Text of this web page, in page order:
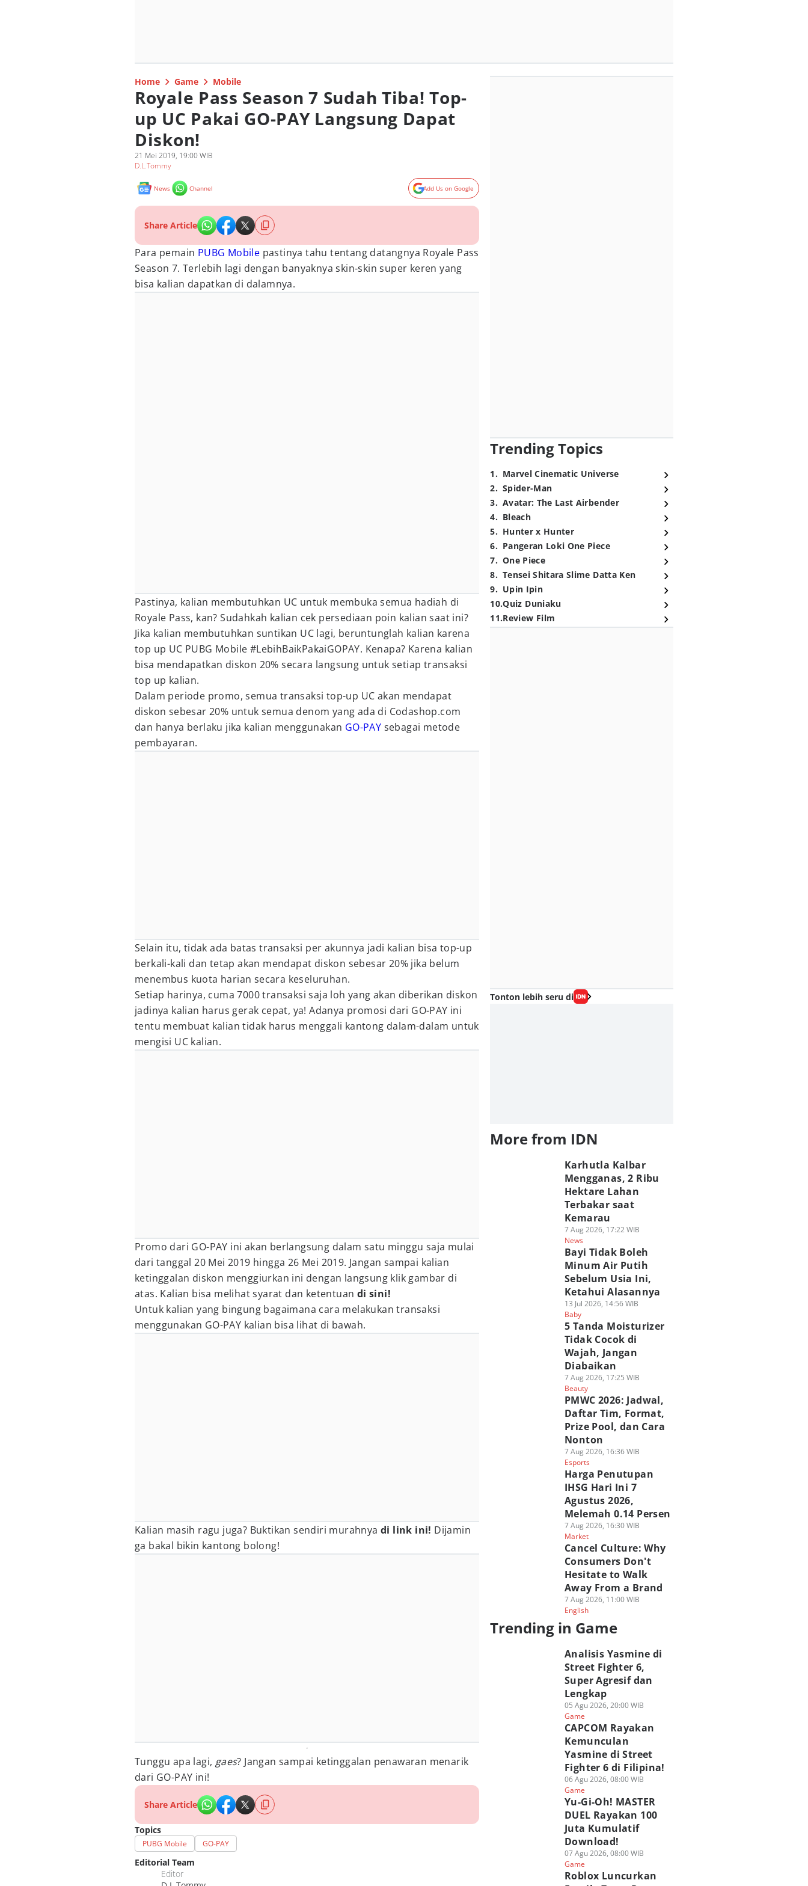
Home Game Mobile
Royale Pass Season 7 Sudah Tiba! Top-
up UC Pakai GO-PAY Langsung Dapat
Diskon!
21 Mei 2019, 19:00 WIB
D.L.Tommy
News Channel Add Us on Google
Share Article
Para pemain PUBG Mobile pastinya tahu tentang datangnya Royale Pass
Season 7. Terlebih lagi dengan banyaknya skin-skin super keren yang
bisa kalian dapatkan di dalamnya.
Pastinya, kalian membutuhkan UC untuk membuka semua hadiah di
Royale Pass, kan? Sudahkah kalian cek persediaan poin kalian saat ini?
Jika kalian membutuhkan suntikan UC lagi, beruntunglah kalian karena
top up UC PUBG Mobile #LebihBaikPakaiGOPAY. Kenapa? Karena kalian
bisa mendapatkan diskon 20% secara langsung untuk setiap transaksi
top up kalian.
Dalam periode promo, semua transaksi top-up UC akan mendapat
diskon sebesar 20% untuk semua denom yang ada di Codashop.com
dan hanya berlaku jika kalian menggunakan GO-PAY sebagai metode
pembayaran.
Selain itu, tidak ada batas transaksi per akunnya jadi kalian bisa top-up
berkali-kali dan tetap akan mendapat diskon sebesar 20% jika belum
menembus kuota harian secara keseluruhan.
Setiap harinya, cuma 7000 transaksi saja loh yang akan diberikan diskon
jadinya kalian harus gerak cepat, ya! Adanya promosi dari GO-PAY ini
tentu membuat kalian tidak harus menggali kantong dalam-dalam untuk
mengisi UC kalian.
Promo dari GO-PAY ini akan berlangsung dalam satu minggu saja mulai
dari tanggal 20 Mei 2019 hingga 26 Mei 2019. Jangan sampai kalian
ketinggalan diskon menggiurkan ini dengan langsung klik gambar di
atas. Kalian bisa melihat syarat dan ketentuan di sini!
Untuk kalian yang bingung bagaimana cara melakukan transaksi
menggunakan GO-PAY kalian bisa lihat di bawah.
Kalian masih ragu juga? Buktikan sendiri murahnya di link ini! Dijamin
ga bakal bikin kantong bolong!
Tunggu apa lagi, gaes? Jangan sampai ketinggalan penawaran menarik
dari GO-PAY ini!
Share Article
Topics
PUBG Mobile GO-PAY
Editorial Team
Editor
Trending Topics
1. Marvel Cinematic Universe
2. Spider-Man
3. Avatar: The Last Airbender
4. Bleach
5. Hunter x Hunter
6. Pangeran Loki One Piece
7. One Piece
8. Tensei Shitara Slime Datta Ken
9. Upin Ipin
10.Quiz Duniaku
11.Review Film
Tonton lebih seru di
More from IDN
Karhutla Kalbar
Mengganas, 2 Ribu
Hektare Lahan
Terbakar saat
Kemarau
7 Aug 2026, 17:22 WIB
News
Bayi Tidak Boleh
Minum Air Putih
Sebelum Usia Ini,
Ketahui Alasannya
13 Jul 2026, 14:56 WIB
Baby
5 Tanda Moisturizer
Tidak Cocok di
Wajah, Jangan
Diabaikan
7 Aug 2026, 17:25 WIB
Beauty
PMWC 2026: Jadwal,
Daftar Tim, Format,
Prize Pool, dan Cara
Nonton
7 Aug 2026, 16:36 WIB
Esports
Harga Penutupan
IHSG Hari Ini 7
Agustus 2026,
Melemah 0.14 Persen
7 Aug 2026, 16:30 WIB
Market
Cancel Culture: Why
Consumers Don't
Hesitate to Walk
Away From a Brand
7 Aug 2026, 11:00 WIB
English
Trending in Game
Analisis Yasmine di
Street Fighter 6,
Super Agresif dan
Lengkap
05 Agu 2026, 20:00 WIB
Game
CAPCOM Rayakan
Kemunculan
Yasmine di Street
Fighter 6 di Filipina!
06 Agu 2026, 08:00 WIB
Game
Yu-Gi-Oh! MASTER
DUEL Rayakan 100
Juta Kumulatif
Download!
07 Agu 2026, 08:00 WIB
Game
Roblox Luncurkan